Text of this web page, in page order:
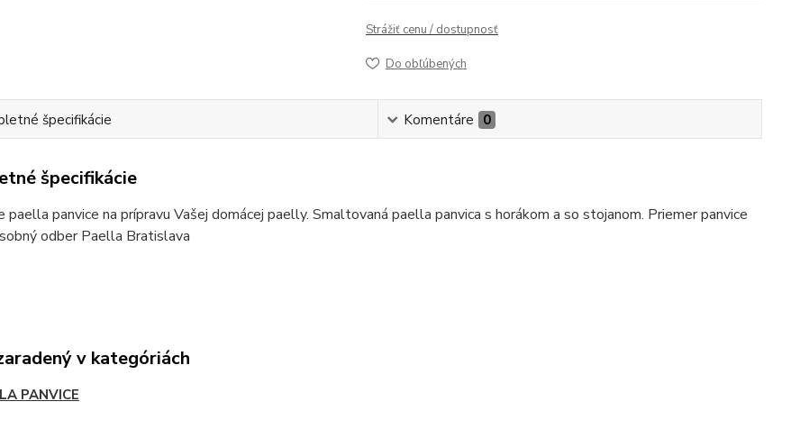
Strážiť cenu / dostupnosť
Do obľúbených
špecifikácie Komentáre 0
špecifikácie
paella panvice na prípravu Vašej domácej paelly. Smaltovaná paella panvica s horákom a so stojanom. Priemer panvice
odber Paella Bratislava
v kategóriách
PANVICE